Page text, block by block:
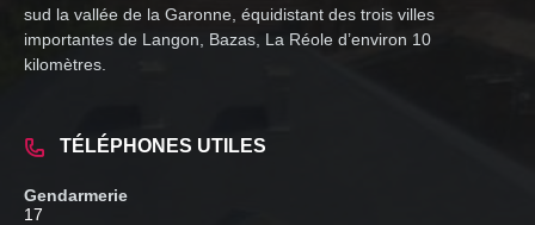
sud la vallée de la Garonne, équidistant des trois villes
importantes de Langon, Bazas, La Réole d’environ 10
kilomètres.
TÉLÉPHONES UTILES
Gendarmerie
17